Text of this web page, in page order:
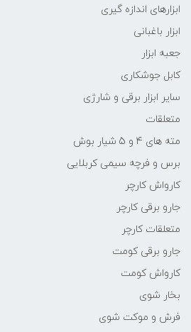
ابزارهای اندازه گیری
ابزار باغبانی
جعبه ابزار
کابل جوشکاری
سایر ابزار برقی و شارژی
متعلقات
مته های 4 و 5 شیار بوش
برس و فرچه سیمی کربلایی
کارواش کارچر
جارو برقی کارچر
متعلقات کارچر
جارو برقی کومت
کارواش کومت
بخار شوی
فرش و موکت شوی